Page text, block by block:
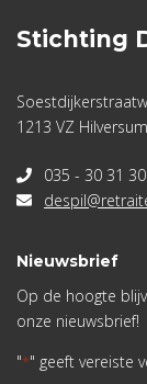
Stichting
1213 VZ Hilversum
035 - 30 31
Nieuwsbrief
Op de hoogte
onze nieuwsbrief!
"*" geeft vereiste